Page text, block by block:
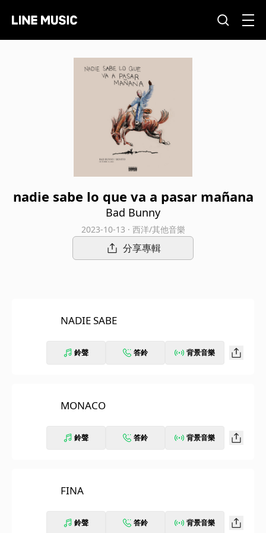
nadie sabe lo que va a pasar mañana
Bad Bunny
2023-10-13 · 西洋/其他音樂
分享專輯
NADIE SABE
鈴聲 答鈴 背景音樂
MONACO
鈴聲 答鈴 背景音樂
FINA
鈴聲 答鈴 背景音樂